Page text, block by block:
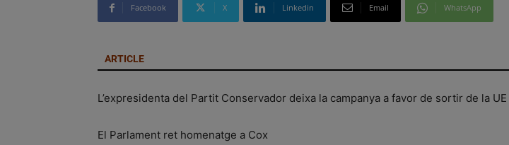
Facebook X Linkedin Email WhatsApp
ARTICLE
L’expresidenta del Partit Conservador deixa la campanya a favor de sortir de la UE
El Parlament ret homenatge a Cox